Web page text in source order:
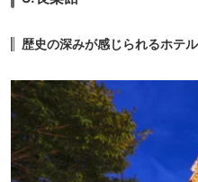
歴史の深みが感じられるホテ